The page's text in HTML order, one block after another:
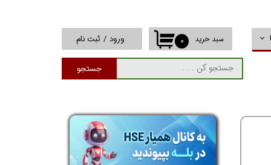
جستجو
۰ سبد خرید ورود / ثبت نام
حساب کاربری من
تغییر گذر واژه
خروج از حساب
کاربری